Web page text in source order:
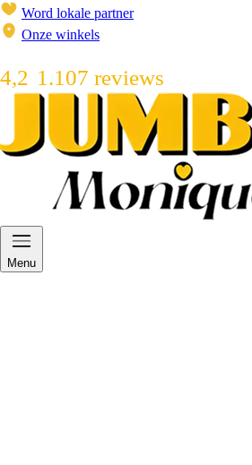
Word lokale partner
Onze winkels
4,2 1.107 reviews
Menu